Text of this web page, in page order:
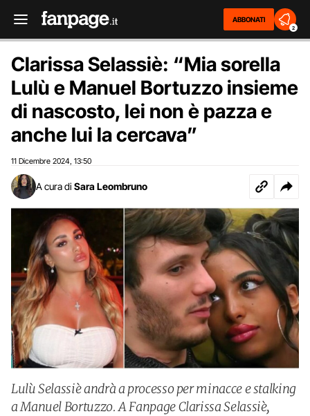
ABBONATI
2
Clarissa Selassiè: “Mia sorella
Lulù e Manuel Bortuzzo insieme
di nascosto, lei non è pazza e
anche lui la cercava”
11 Dicembre 2024 13:50
A cura di Sara Leombruno
Lulù Selassiè andrà a processo per minacce e stalking
a Manuel Bortuzzo. A Fanpage Clarissa Selassiè,